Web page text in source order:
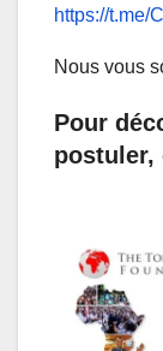
https://t.me/
Nous vous
Pour
postuler,